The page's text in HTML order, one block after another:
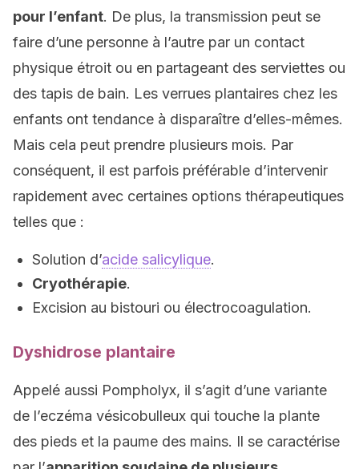
pour l’enfant. De plus, la transmission peut se
faire d’une personne à l’autre par un contact
physique étroit ou en partageant des serviettes ou
des tapis de bain. Les verrues plantaires chez les
enfants ont tendance à disparaître d’elles-mêmes.
Mais cela peut prendre plusieurs mois. Par
conséquent, il est parfois préférable d’intervenir
rapidement avec certaines options thérapeutiques
telles que :
Solution d’acide salicylique.
Cryothérapie.
Excision au bistouri ou électrocoagulation.
Dyshidrose plantaire
Appelé aussi Pompholyx, il s’agit d’une variante
de l’eczéma vésicobulleux qui touche la plante
des pieds et la paume des mains. Il se caractérise